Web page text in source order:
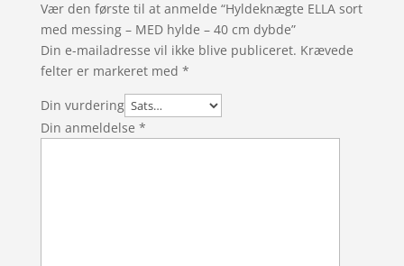
Vær den første til at anmelde “Hyldeknægte ELLA sort
med messing – MED hylde – 40 cm dybde”
Din e-mailadresse vil ikke blive publiceret. Krævede
felter er markeret med *
Din vurdering
Din anmeldelse *